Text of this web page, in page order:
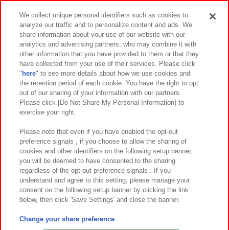
イベント・キャンペーン
関連会社 サステナビリティ サイトポリシー
プライバシーポリシー ウェブアクセシビリティ方針と検証結果
お取引先さまとともに
カスタマーハラスメント対応方針 よくあるご質問・お問い合わせ
©Bandai Namco Amusement Inc.
©Bandai Namco Amusement Lab Inc.
We collect unique personal identifiers such as cookies to
analyze our traffic and to personalize content and ads. We
share information about your use of our website with our
analytics and advertising partners, who may combine it with
other information that you have provided to them or that they
have collected from your use of their services. Please click
" here" to see more details about how we use cookies and
the retention period of each cookie. You have the right to opt
out of our sharing of your information with our partners.
Please click [Do Not Share My Personal Information] to
exercise your right.
Please note that even if you have enabled the opt-out
preference signals , if you choose to allow the sharing of
cookies and other identifiers on the following setup banner,
you will be deemed to have consented to the sharing
regardless of the opt-out preference signals . If you
understand and agree to this setting, please manage your
consent on the following setup banner by clicking the link
below, then click 'Save Settings' and close the banner.
Change your share preference